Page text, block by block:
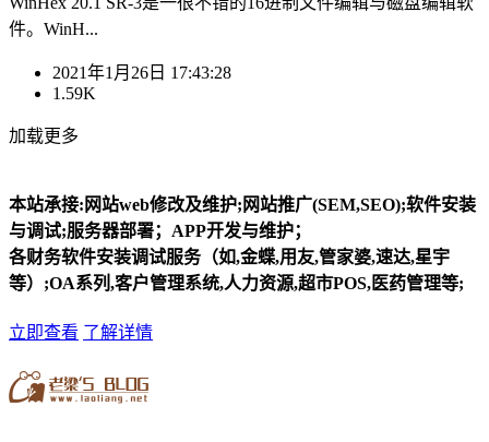
件。WinH...
2021年1月26日 17:43:28
1.59K
加载更多
本站承接:网站web修改及维护;网站推广(SEM,SEO);软件安装
与调试;服务器部署；APP开发与维护；
各财务软件安装调试服务（如,金蝶,用友,管家婆,速达,星宇
等）;OA系列,客户管理系统,人力资源,超市POS,医药管理等;
立即查看 了解详情